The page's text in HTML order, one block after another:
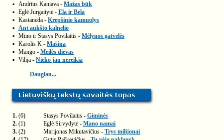
▪ Andrius Kaniava - Mažas būk
▪ Eglė Jurgaitytė - Ela ir Bela
▪ Kastaneda - Krepšinio kamuolys
▪ Ant aukšto kalnelio
▪ Mino ir Stasys Povilaitis - Mėlynos gatvelės
▪ Karolis K - Mašina
▪ Mango - Meilės dievas
▪ Vilija - Nieko jau nereikia
Daugiau...
1. (6) Stasys Povilaitis - Giminės
2. (1) Eglė Sirvydytė - Mano namai
3. (2) Marijonas Mikutavičius - Trys milijonai